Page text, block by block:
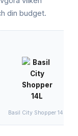
din budget.
Basil City Shopper 14L